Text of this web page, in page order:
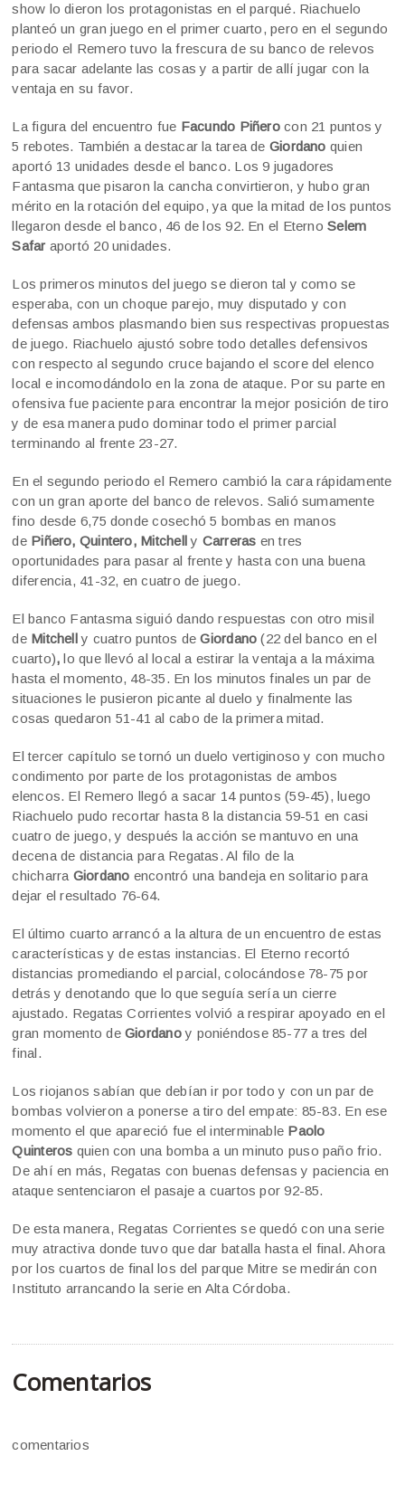
show lo dieron los protagonistas en el parqué. Riachuelo
planteó un gran juego en el primer cuarto, pero en el segundo
periodo el Remero tuvo la frescura de su banco de relevos
para sacar adelante las cosas y a partir de allí jugar con la
ventaja en su favor.
La figura del encuentro fue Facundo Piñerocon 21 puntos y
5 rebotes. También a destacar la tarea de Giordano quien
aportó 13 unidades desde el banco. Los 9 jugadores
Fantasma que pisaron la cancha convirtieron, y hubo gran
mérito en la rotación del equipo, ya que la mitad de los puntos
llegaron desde el banco, 46 de los 92. En el EternoSelem
Safar aportó 20 unidades.
Los primeros minutos del juego se dieron tal y como se
esperaba, con un choque parejo, muy disputado y con
defensas ambos plasmando bien sus respectivas propuestas
de juego. Riachuelo ajustó sobre todo detalles defensivos
con respecto al segundo cruce bajando el score del elenco
local e incomodándolo en la zona de ataque. Por su parte en
ofensiva fue paciente para encontrar la mejor posición de tiro
y de esa manera pudo dominar todo el primer parcial
terminando al frente 23-27.
En el segundo periodo el Remero cambió la cara rápidamente
con un gran aporte del banco de relevos. Salió sumamente
fino desde 6,75 donde cosechó 5 bombas en manos
de Piñero, Quintero, Mitchelly Carreras en tres
oportunidades para pasar al frente y hasta con una buena
diferencia, 41-32, en cuatro de juego.
El banco Fantasma siguió dando respuestas con otro misil
de Mitchelly cuatro puntos deGiordano(22 del banco en el
cuarto),lo que llevó al local a estirar la ventaja a la máxima
hasta el momento, 48-35. En los minutos finales un par de
situaciones le pusieron picante al duelo y finalmente las
cosas quedaron 51-41 al cabo de la primera mitad.
El tercer capítulo se tornó un duelo vertiginoso y con mucho
condimento por parte de los protagonistas de ambos
elencos. El Remero llegó a sacar 14 puntos (59-45), luego
Riachuelo pudo recortar hasta 8 la distancia 59-51 en casi
cuatro de juego, y después la acción se mantuvo en una
decena de distancia para Regatas. Al filo de la
chicharra Giordano encontró una bandeja en solitario para
dejar el resultado 76-64.
El último cuarto arrancó a la altura de un encuentro de estas
características y de estas instancias. El Eterno recortó
distancias promediando el parcial, colocándose 78-75 por
detrás y denotando que lo que seguía sería un cierre
ajustado. Regatas Corrientes volvió a respirar apoyado en el
gran momento deGiordanoy poniéndose 85-77 a tres del
final.
Los riojanos sabían que debían ir por todo y con un par de
bombas volvieron a ponerse a tiro del empate: 85-83. En ese
momento el que apareció fue el interminable Paolo
Quinteros quien con una bomba a un minuto puso paño frio.
De ahí en más, Regatas con buenas defensas y paciencia en
ataque sentenciaron el pasaje a cuartos por 92-85.
De esta manera, Regatas Corrientes se quedó con una serie
muy atractiva donde tuvo que dar batalla hasta el final. Ahora
por los cuartos de final los del parque Mitre se medirán con
Instituto arrancando la serie en Alta Córdoba.
Comentarios
comentarios